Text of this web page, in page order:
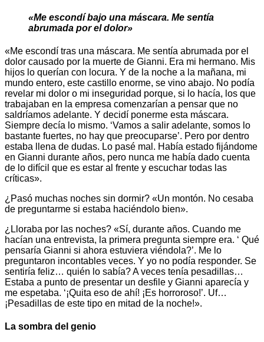
«Me escondí bajo una máscara. Me sentía
abrumada por el dolor»
«Me escondí tras una máscara. Me sentía abrumada por el
dolor causado por la muerte de Gianni. Era mi hermano. Mis
hijos lo querían con locura. Y de la noche a la mañana, mi
mundo entero, este castillo enorme, se vino abajo. No podía
revelar mi dolor o mi inseguridad porque, si lo hacía, los que
trabajaban en la empresa comenzarían a pensar que no
saldríamos adelante. Y decidí ponerme esta máscara.
Siempre decía lo mismo. ‘Vamos a salir adelante, somos lo
bastante fuertes, no hay que preocuparse’. Pero por dentro
estaba llena de dudas. Lo pasé mal. Había estado fijándome
en Gianni durante años, pero nunca me había dado cuenta
de lo difícil que es estar al frente y escuchar todas las
críticas».
¿Pasó muchas noches sin dormir? «Un montón. No cesaba
de preguntarme si estaba haciéndolo bien».
¿Lloraba por las noches? «Sí, durante años. Cuando me
hacían una entrevista, la primera pregunta siempre era. ‘ Qué
pensaría Gianni si ahora estuviera viéndola?’. Me lo
preguntaron incontables veces. Y yo no podía responder. Se
sentiría feliz… quién lo sabía? A veces tenía pesadillas…
Estaba a punto de presentar un desfile y Gianni aparecía y
me espetaba. ‘¡Quita eso de ahí! ¡Es horroroso!’. Uf…
¡Pesadillas de este tipo en mitad de la noche!».
La sombra del genio